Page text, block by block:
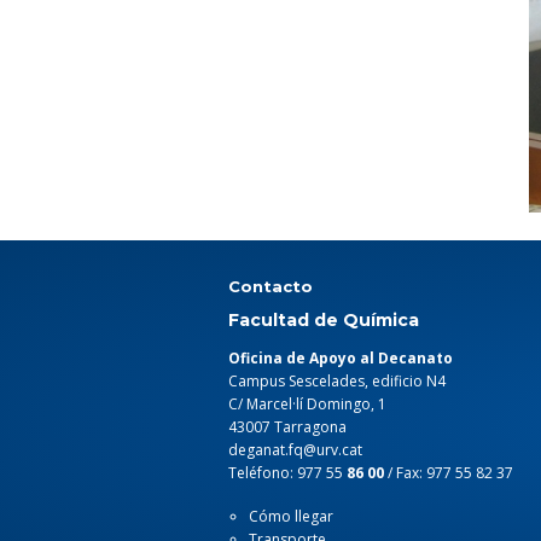
Contacto
Facultad de Química
Oficina de Apoyo al Decanato
Campus Sescelades, edificio N4
C/ Marcel·lí Domingo, 1
43007 Tarragona
deganat.fq@urv.cat
Teléfono: 977 55 86 00/ Fax: 977 55 82 37
Cómo llegar